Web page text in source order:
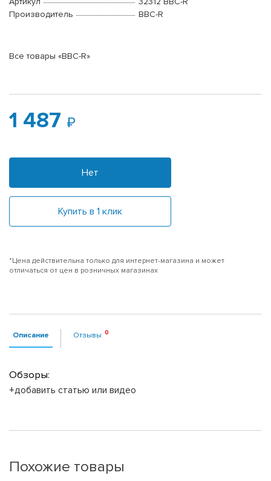
Производитель
BBC-R
Все товары «BBC-R»
1 487
Нет
Купить в 1 клик
*Цена действительна только для интернет-магазина и может
отличаться от цен в розничных магазинах
Описание Отзывы
Обзоры:
+добавить статью или видео
Похожие товары